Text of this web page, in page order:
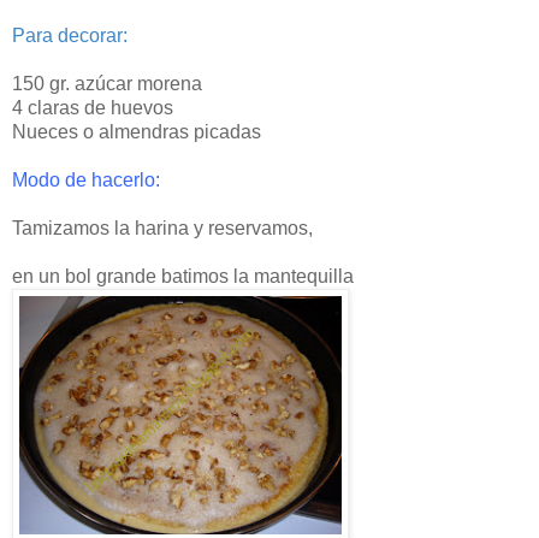
Para decorar:
150 gr. azúcar morena
4 claras de huevos
Nueces o almendras picadas
Modo de hacerlo:
Tamizamos la harina y reservamos,
en un bol grande batimos la mantequilla